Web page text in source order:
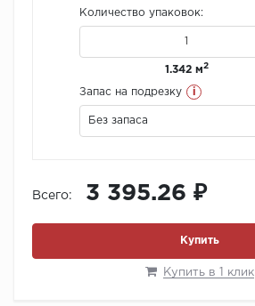
Количество упаковок:
1.342 м2
Запас на подрезку i
Без запаса
Всего: 3 395.26 ₽
Купить
Купить в 1 клик